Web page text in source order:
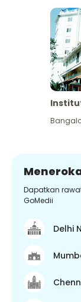
Dapatkan
GoMedii
Delhi